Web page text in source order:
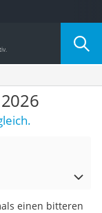
einen bitteren